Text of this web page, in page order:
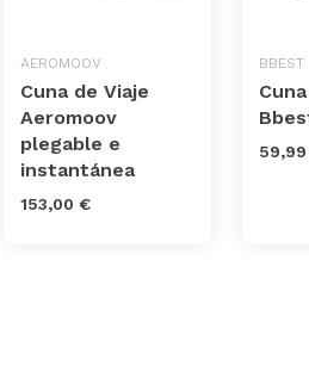
AEROMOOV
Cuna de Viaje
Aeromoov
plegable e
instantánea
153,00 €
BBEST